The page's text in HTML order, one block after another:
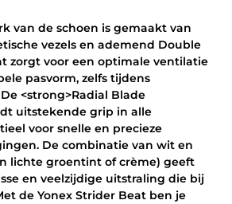
van de schoen is gemaakt van
vezels en ademend Double
zorgt voor een optimale ventilatie
pasvorm, zelfs tijdens
<strong>Radial Blade
uitstekende grip in alle
voor snelle en precieze
De combinatie van wit en
lichte groentint of crème) geeft
en veelzijdige uitstraling die bij
de Yonex Strider Beat ben je